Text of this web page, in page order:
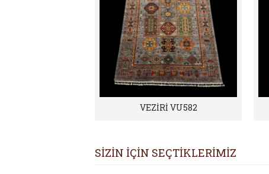
VEZİRİ VU582
SİZİN İÇİN SEÇTİKLERİMİZ